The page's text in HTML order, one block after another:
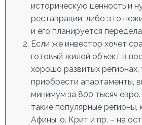
историческую ценность и
реставрации, либо это
и его планируется
Если же инвестор хочет
готовый жилой объект в
хорошо развитых
приобрести апартаменты,
минимум за 800 тысяч
такие популярные регионы,
Афины, о. Крит и пр. – на